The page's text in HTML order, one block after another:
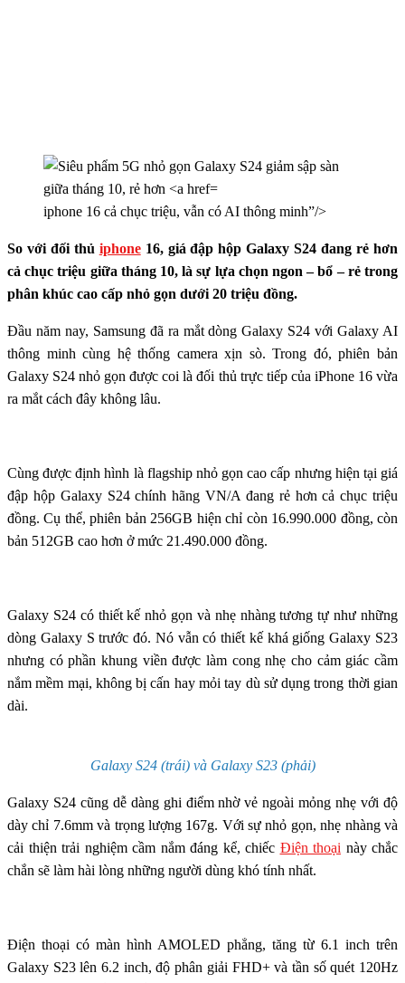
iphone 16 cả chục triệu, vẫn có AI thông minh”/>
So với đối thủ iphone16, giá đập hộp Galaxy S24 đang rẻ hơn
cả chục triệu giữa tháng 10, là sự lựa chọn ngon – bổ – rẻ trong
phân khúc cao cấp nhỏ gọn dưới 20 triệu đồng.
Đầu năm nay, Samsung đã ra mắt dòng Galaxy S24 với Galaxy AI
thông minh cùng hệ thống camera xịn sò. Trong đó, phiên bản
Galaxy S24 nhỏ gọn được coi là đối thủ trực tiếp của iPhone 16 vừa
ra mắt cách đây không lâu.
Cùng được định hình là flagship nhỏ gọn cao cấp nhưng hiện tại giá
đập hộp Galaxy S24 chính hãng VN/A đang rẻ hơn cả chục triệu
đồng. Cụ thể, phiên bản 256GB hiện chỉ còn 16.990.000 đồng, còn
bản 512GB cao hơn ở mức 21.490.000 đồng.
Galaxy S24 có thiết kế nhỏ gọn và nhẹ nhàng tương tự như những
dòng Galaxy S trước đó. Nó vẫn có thiết kế khá giống Galaxy S23
nhưng có phần khung viền được làm cong nhẹ cho cảm giác cầm
nắm mềm mại, không bị cấn hay mỏi tay dù sử dụng trong thời gian
dài.
Galaxy S24 (trái) và Galaxy S23 (phải)
Galaxy S24 cũng dễ dàng ghi điểm nhờ vẻ ngoài mỏng nhẹ với độ
dày chỉ 7.6mm và trọng lượng 167g. Với sự nhỏ gọn, nhẹ nhàng và
cải thiện trải nghiệm cầm nắm đáng kể, chiếc Điện thoại này chắc
chắn sẽ làm hài lòng những người dùng khó tính nhất.
Điện thoại có màn hình AMOLED phẳng, tăng từ 6.1 inch trên
Galaxy S23 lên 6.2 inch, độ phân giải FHD+ và tần số quét 120Hz